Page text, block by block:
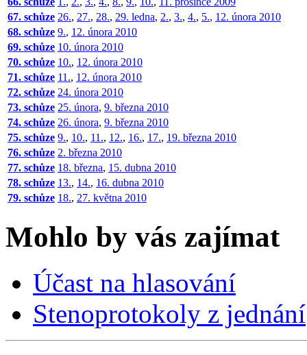
67. schůze 26., 27., 28., 29. ledna, 2., 3., 4., 5., 12. února 2010
68. schůze 9., 12. února 2010
69. schůze 10. února 2010
70. schůze 10., 12. února 2010
71. schůze 11., 12. února 2010
72. schůze 24. února 2010
73. schůze 25. února, 9. března 2010
74. schůze 26. února, 9. března 2010
75. schůze 9., 10., 11., 12., 16., 17., 19. března 2010
76. schůze 2. března 2010
77. schůze 18. března, 15. dubna 2010
78. schůze 13., 14., 16. dubna 2010
79. schůze 18., 27. května 2010
Mohlo by vás zajímat
Účast na hlasování
Stenoprotokoly z jednání